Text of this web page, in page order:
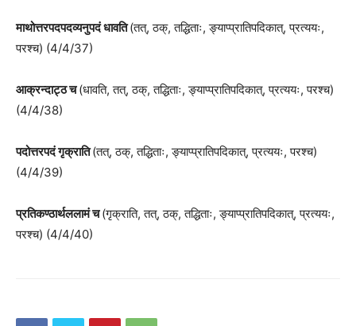
माथोत्तरपदपदव्यनुपदं धावति(तत्, ठक्, तद्धिताः, ङ्याप्प्रातिपदिकात्, प्रत्ययः,
परश्च) (4/4/37)
आक्रन्दाट्ठ च(धावति, तत्, ठक्, तद्धिताः, ङ्याप्प्रातिपदिकात्, प्रत्ययः, परश्च)
(4/4/38)
पदोत्तरपदं गृक्राति(तत्, ठक्, तद्धिताः, ङ्याप्प्रातिपदिकात्, प्रत्ययः, परश्च)
(4/4/39)
प्रतिकण्ठार्थललामं च(गृक्राति, तत्, ठक्, तद्धिताः, ङ्याप्प्रातिपदिकात्, प्रत्ययः,
परश्च) (4/4/40)